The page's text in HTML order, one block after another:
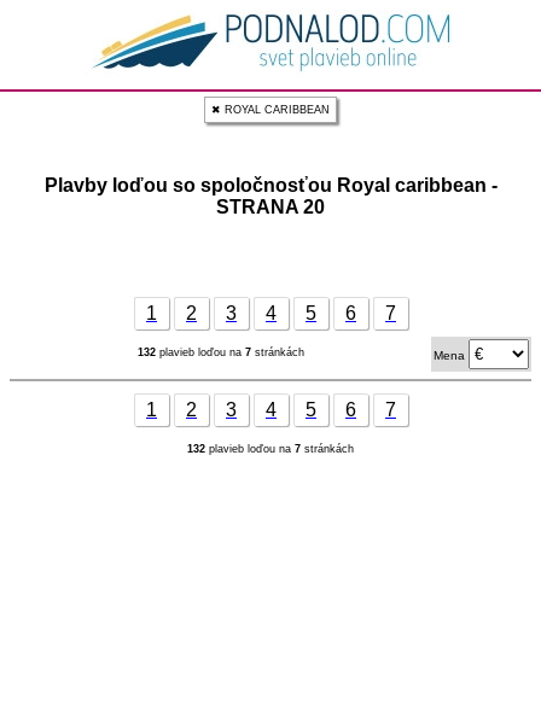
✖ ROYAL CARIBBEAN
Plavby loďou so spoločnosťou Royal caribbean -
STRANA 20
1 2 3 4 5 6 7
132plavieb loďou na 7stránkách Mena
1 2 3 4 5 6 7
132 plavieb loďou na 7 stránkách